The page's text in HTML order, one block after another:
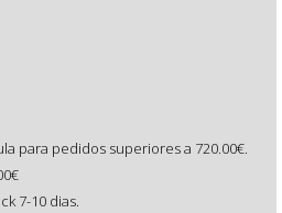
para pedidos superiores a 720.00€.
7-10 dias.